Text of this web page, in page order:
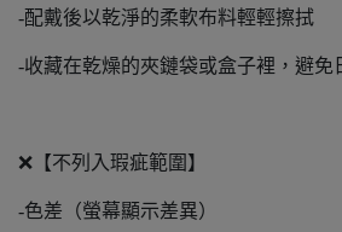
-配戴後以乾淨的柔軟布料輕輕擦拭
-收藏在乾燥的夾鏈袋或盒子裡，避免
❌【不列入瑕疵範圍】
-色差（螢幕顯示差異）